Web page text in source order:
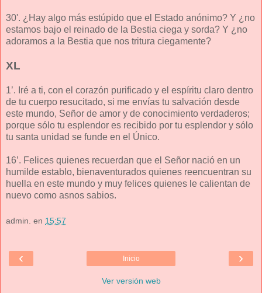
30'. ¿Hay algo más estúpido que el Estado anónimo? Y ¿no
estamos bajo el reinado de la Bestia ciega y sorda? Y ¿no
adoramos a la Bestia que nos tritura ciegamente?
XL
1’. Iré a ti, con el corazón purificado y el espíritu claro dentro
de tu cuerpo resucitado, si me envías tu salvación desde
este mundo, Señor de amor y de conocimiento verdaderos;
porque sólo tu esplendor es recibido por tu esplendor y sólo
tu santa unidad se funde en el Único.
16’. Felices quienes recuerdan que el Señor nació en un
humilde establo, bienaventurados quienes reencuentran su
huella en este mundo y muy felices quienes le calientan de
nuevo como asnos sabios.
admin. en 15:57
‹ ›
Inicio
Ver versión web